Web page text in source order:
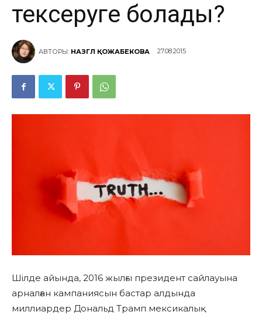
тексеруге болады?
АВТОРЫ: НАЗГҮЛ ҚОЖАБЕКОВА 27.08.2015
Шілде айында, 2016 жылғы президент сайлауына
арналған кампаниясын бастар алдында
миллиардер Дональд Трамп мексикалық